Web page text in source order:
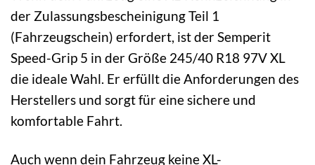
der Zulassungsbescheinigung Teil 1
(Fahrzeugschein) erfordert, ist der Semperit
Speed-Grip 5 in der Größe 245/40 R18 97V XL
die ideale Wahl. Er erfüllt die Anforderungen des
Herstellers und sorgt für eine sichere und
komfortable Fahrt.
Auch wenn dein Fahrzeug keine XL-